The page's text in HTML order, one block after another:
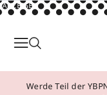
ANZEIGE
Parfum
Make-up
Werde Teil der